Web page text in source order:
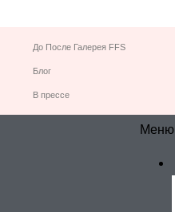
До После Галерея FFS
Блог
В прессе
Меню